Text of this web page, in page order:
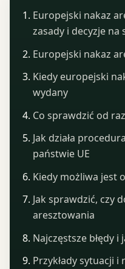
Europejski nakaz
zasady i decyzje na
Europejski nakaz
Kiedy europejski
wydany
Co sprawdzić od
Jak działa
państwie UE
Kiedy możliwa jest
Jak sprawdzić, czy
aresztowania
Najczęstsze błędy i
Przykłady sytuacji